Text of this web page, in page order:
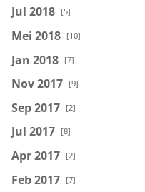
Jul 2018 [5]
Mei 2018 [10]
Jan 2018 [7]
Nov 2017 [9]
Sep 2017 [2]
Jul 2017 [8]
Apr 2017 [2]
Feb 2017 [7]